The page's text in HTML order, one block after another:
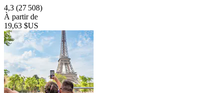
4,3 (27 508)
À partir de
19,63 $US